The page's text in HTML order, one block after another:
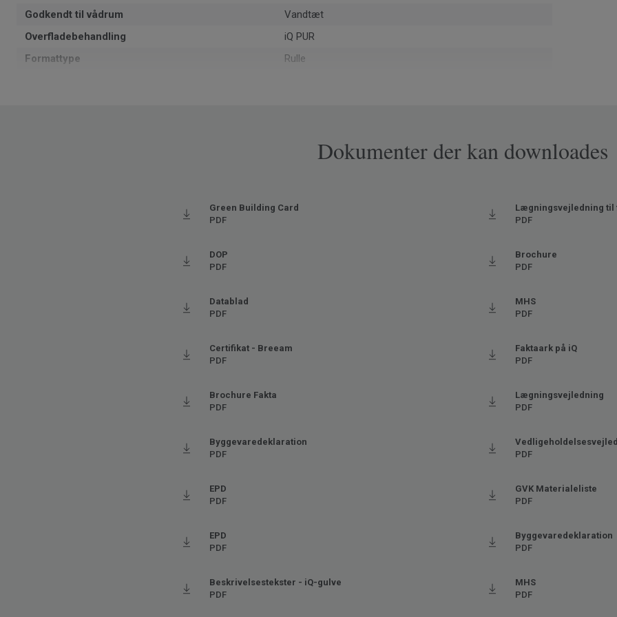
Godkendt til vådrum
Vandtæt
Overfladebehandling
iQ PUR
Formattype
Rulle
2.75
Dokumenter der kan downloades
Green Building Card
PDF
Lægningsvejledning til
PDF
DOP
PDF
Brochure
PDF
Datablad
PDF
MHS
PDF
Certifikat - Breeam
PDF
Faktaark på iQ
PDF
Brochure Fakta
PDF
Lægningsvejledning
PDF
Byggevaredeklaration
PDF
PDF
EPD
PDF
GVK Materialeliste
PDF
EPD
PDF
Byggevaredeklaration
PDF
Beskrivelsestekster - iQ-gulve
PDF
MHS
PDF